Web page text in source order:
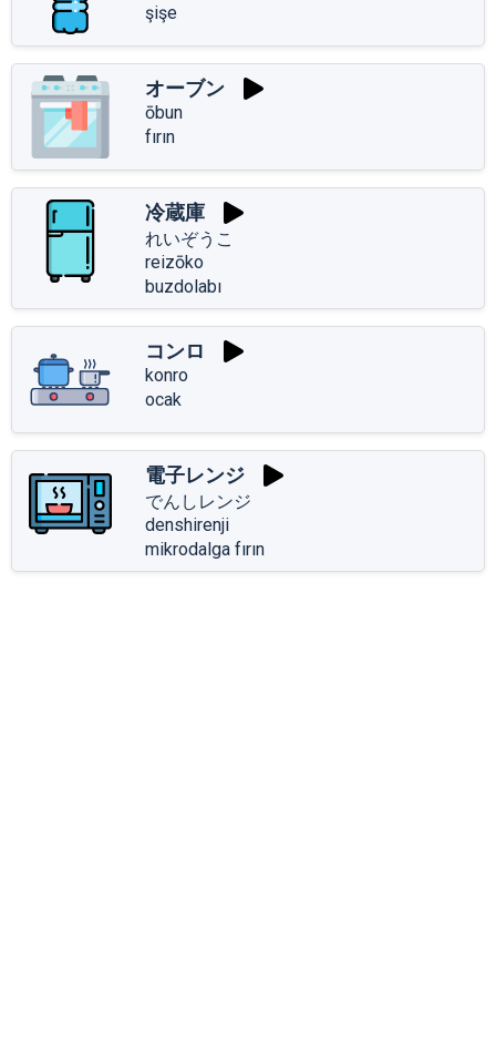
şişe
オーブン
ōbun
fırın
冷蔵庫
れいぞうこ
reizōko
buzdolabı
コンロ
konro
ocak
電子レンジ
でんしレンジ
denshirenji
mikrodalga fırın